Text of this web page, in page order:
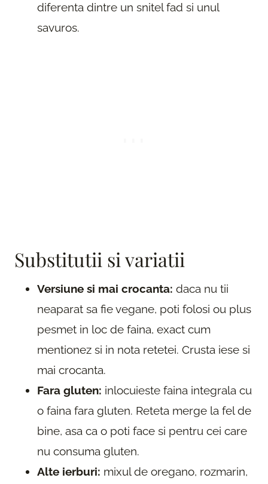
diferenta dintre un snitel fad si unul
savuros.
Substitutii si variatii
Versiune si mai crocanta: daca nu tii
neaparat sa fie vegane, poti folosi ou plus
pesmet in loc de faina, exact cum
mentionez si in nota retetei. Crusta iese si
mai crocanta.
Fara gluten: inlocuieste faina integrala cu
o faina fara gluten. Reteta merge la fel de
bine, asa ca o poti face si pentru cei care
nu consuma gluten.
Alte ierburi: mixul de oregano, rozmarin,